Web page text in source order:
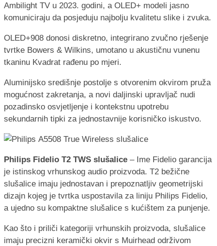
Ambilight TV u 2023. godini, a OLED+ modeli jasno
komuniciraju da posjeduju najbolju kvalitetu slike i zvuka.
OLED+908 donosi diskretno, integrirano zvučno rješenje
tvrtke Bowers & Wilkins, umotano u akustičnu vunenu
tkaninu Kvadrat rađenu po mjeri.
Aluminijsko središnje postolje s otvorenim okvirom pruža
mogućnost zakretanja, a novi daljinski upravljač nudi
pozadinsko osvjetljenje i kontekstnu upotrebu
sekundarnih tipki za jednostavnije korisničko iskustvo.
Philips Fidelio T2 TWS slušalice – Ime Fidelio garancija
je istinskog vrhunskog audio proizvoda. T2 bežične
slušalice imaju jednostavan i prepoznatljiv geometrijski
dizajn kojeg je tvrtka uspostavila za liniju Philips Fidelio,
a ujedno su kompaktne slušalice s kućištem za punjenje.
Kao što i priliči kategoriji vrhunskih proizvoda, slušalice
imaju precizni keramički okvir s Muirhead održivom